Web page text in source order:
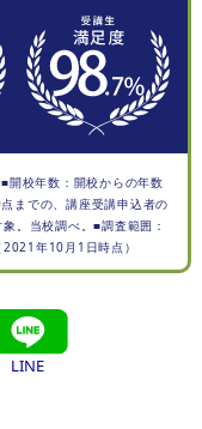
校年数：開校からの年数
までの、講座受講申込者の
。当校調べ。■調査範囲：
年10月1日時点）
LINE